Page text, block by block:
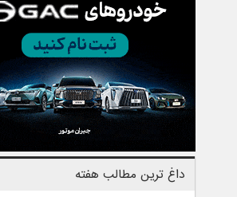
داغ ترین مطالب هفته